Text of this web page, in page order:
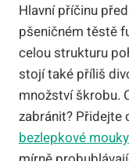
Hlavní příčinu
pšeničném těstě
celou strukturu
stojí také příliš
množství škrobu.
zabránit? Přidejte
bezlepkové mouky